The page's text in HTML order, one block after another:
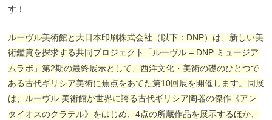
す！
ルーヴル美術館と大日本印刷株式会社（以下：DNP）は、新しい美
術鑑賞を探求する共同プロジェクト「ルーヴル – DNP ミュージア
ムラボ」第2期の最終展示として、西洋文化・美術の礎のひとつで
ある古代ギリシア美術に焦点をあてた第10回展を開催します。同展
は、ルーヴル 美術館が世界に誇る古代ギリシア陶器の傑作《アン
タイオスのクラテル》をはじめ、4点の所蔵作品を展示するほか、